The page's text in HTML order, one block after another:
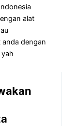
alat
anda dengan